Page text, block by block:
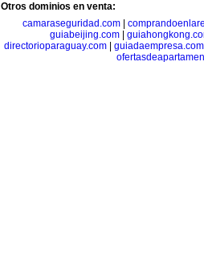
Otros dominios en venta:
camaraseguridad.com
guiabeijing.com
directorioparaguay.com| guiadaempresa.com